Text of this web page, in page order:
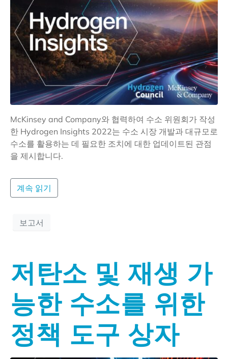
McKinsey and Company와 협력하여 수소 위원회가 작성
한 Hydrogen Insights 2022는 수소 시장 개발과 대규모로
수소를 활용하는 데 필요한 조치에 대한 업데이트된 관점
을 제시합니다.
계속 읽기
보고서
저탄소 및 재생 가
능한 수소를 위한
정책 도구 상자